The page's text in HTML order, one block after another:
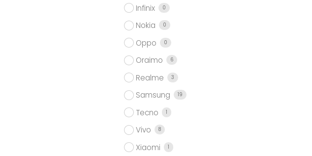
Infinix 0
Nokia 0
Oppo 0
Oraimo 6
Realme 3
Samsung 19
Tecno 1
Vivo 8
Xiaomi 1